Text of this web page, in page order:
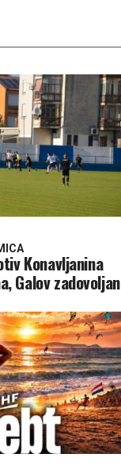
Konavljanina
Galov zadovoljan